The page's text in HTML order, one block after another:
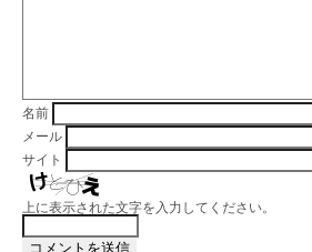
名前
メール
サイト
上に表示された文字を入力してください。